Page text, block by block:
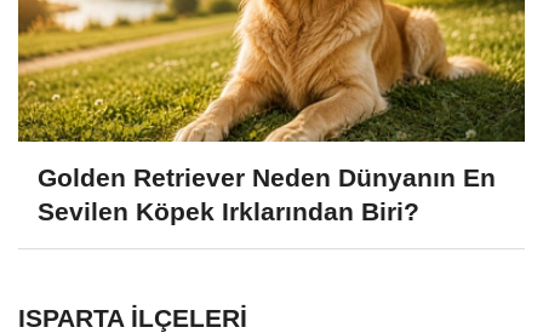
Golden Retriever Neden Dünyanın En
Sevilen Köpek Irklarından Biri?
ISPARTA İLÇELERI